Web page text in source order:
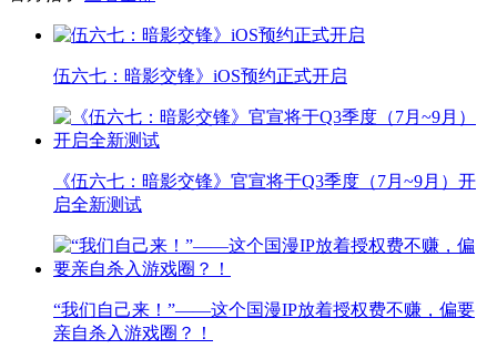
伍六七：暗影交锋》iOS预约正式开启
《伍六七：暗影交锋》官宣将于Q3季度（7月~9月）开
启全新测试
“我们自己来！”——这个国漫IP放着授权费不赚，偏要
亲自杀入游戏圈？！